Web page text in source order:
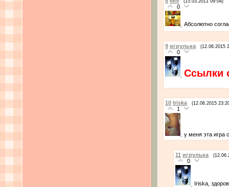
0
Абсолютно
9 игрулька (12.06.2015
0
Ссылки
10 Iriska (12.06.2015
1
у меня эта игра
11 игрулька
0
Iriska,